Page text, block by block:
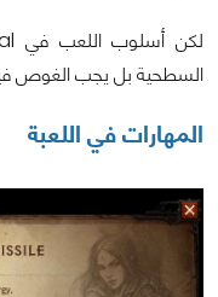
السطحية بل يجب الغوص
المهارات في اللعبة